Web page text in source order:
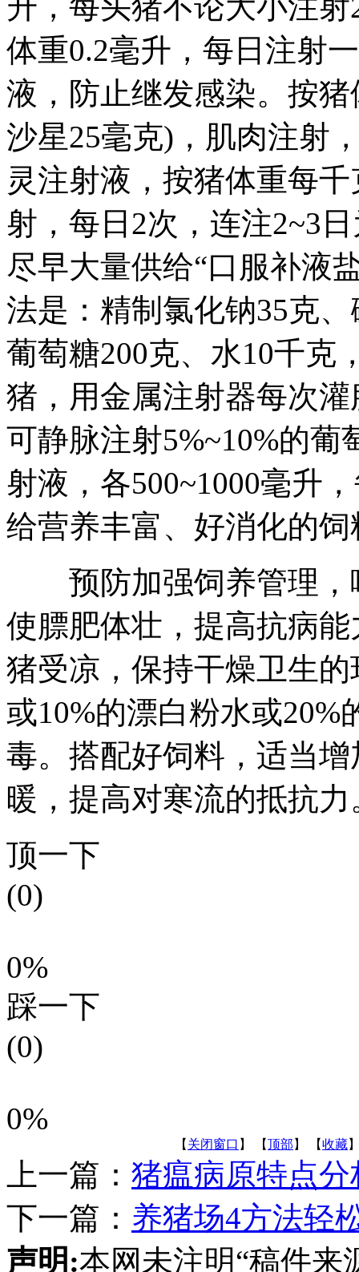
升，每头猪不论大小注
体重0.2毫升，每日注射
液，防止继发感染。按
沙星25毫克)，肌肉注射
灵注射液，按猪体重每
射，每日2次，连注2~3
尽早大量供给“口服补液
法是：精制氯化钠35克
葡萄糖200克、水10千克
猪，用金属注射器每次
可静脉注射5%~10%的
射液，各500~1000毫升
给营养丰富、好消化的饲
预防加强饲养管理，
使膘肥体壮，提高抗病
猪受凉，保持干燥卫生
或10%的漂白粉水或
毒。搭配好饲料，适当
暖，提高对寒流的抵抗力
顶一下
(0)
0%
踩一下
(0)
0%
【 关闭窗口 】 【顶部 】 【收藏
上一篇： 猪瘟病原特点
下一篇： 养猪场4方法轻
声明:本网未注明“稿件来